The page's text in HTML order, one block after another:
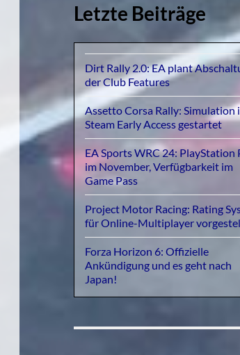
Letzte Beiträge
Dirt Rally 2.0: EA plant
der Club Features
Assetto Corsa Rally: Simulation
Steam Early Access gestartet
EA Sports WRC 24: PlayStation
im November, Verfügbarkeit im
Game Pass
Project Motor Racing: Rating
für Online-Multiplayer
Forza Horizon 6: Offizielle
Ankündigung und es geht nach
Japan!